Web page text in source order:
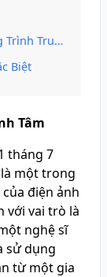
Hình
Biệt
Tâm
tháng 7
là một trong
điện ảnh
với vai trò là
nghệ sĩ
sử dụng
từ một gia